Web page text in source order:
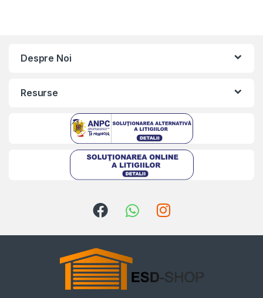
Despre Noi
Resurse